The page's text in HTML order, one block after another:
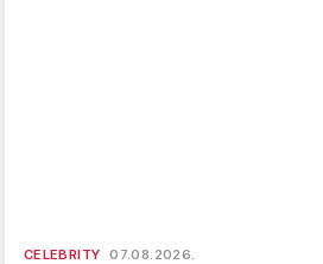
CELEBRITY 07.08.2026.